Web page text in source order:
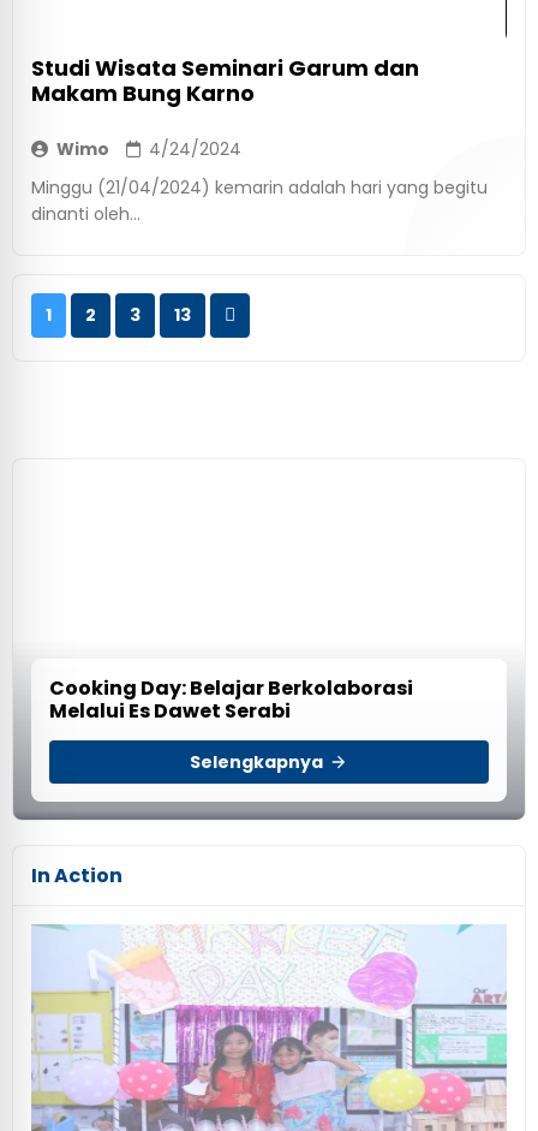
Studi Wisata Seminari Garum dan
Makam Bung Karno
Wimo
4/24/2024
Minggu (21/04/2024) kemarin adalah hari yang begitu
dinanti oleh...
1 2 3 13
Cooking Day: Belajar Berkolaborasi
Melalui Es Dawet Serabi
Selengkapnya
In Action